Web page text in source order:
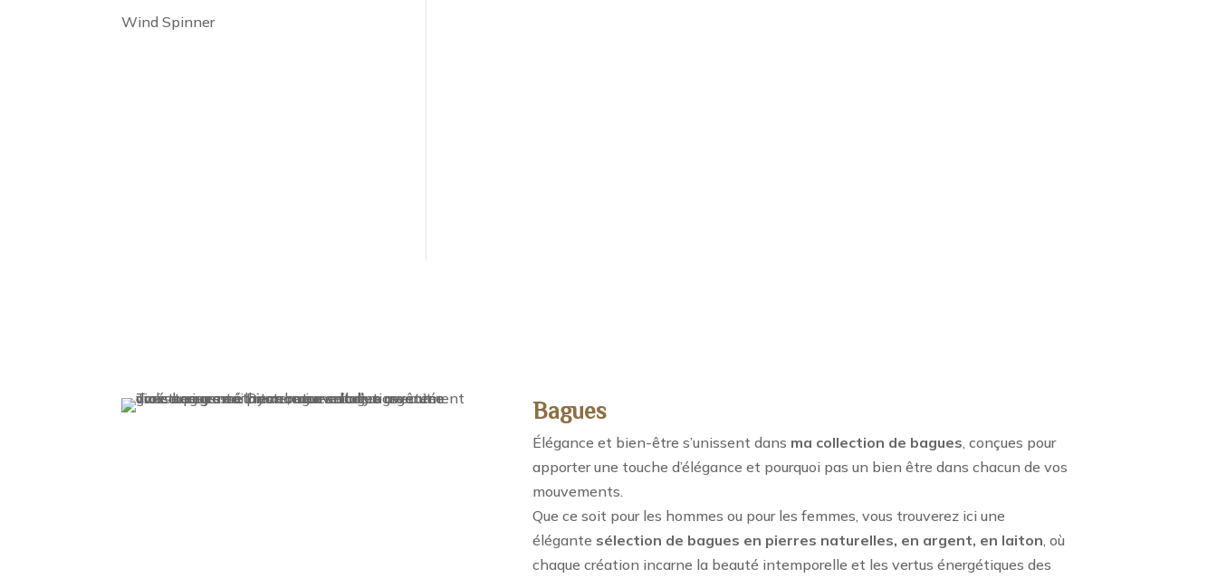
Wind Spinner
Bagues
Élégance et bien-être s’unissent dans ma collection de bagues , conçues pour
apporter une touche d’élégance et pourquoi pas un bien être dans chacun de vos
mouvements.
Que ce soit pour les hommes ou pour les femmes, vous trouverez ici une
élégante sélection de bagues en pierres naturelles, en argent, en laiton , où
chaque création incarne la beauté intemporelle et les vertus énergétiques des